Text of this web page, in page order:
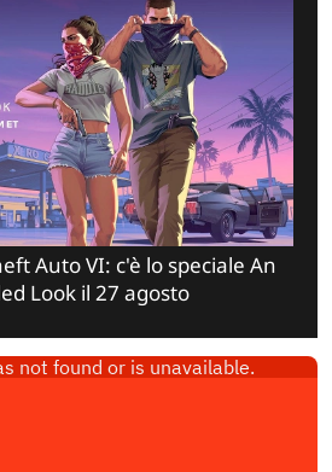
Auto VI: c'è lo speciale An
Look il 27 agosto